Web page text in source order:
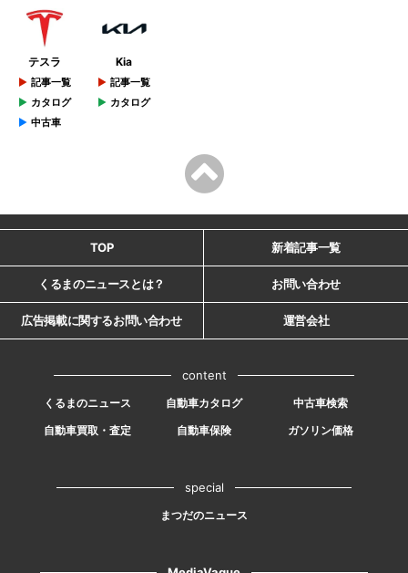
テスラ
記事一覧
カタログ
中古車
Kia
記事一覧
カタログ
TOP 新着記事一覧
くるまのニュースとは？ お問い合わせ
広告掲載に関するお問い合わせ 運営会社
content
くるまのニュース 自動車カタログ
中古車検索
自動車買取・査定
自動車保険 ガソリン価格
special
まつだのニュース